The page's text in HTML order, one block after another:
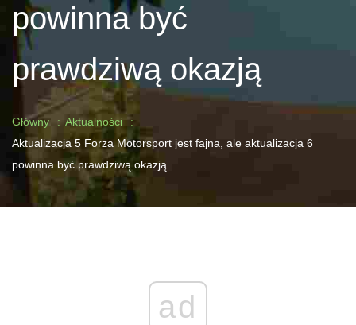
powinna być
prawdziwą okazją
Główny
Aktualności
Aktualizacja 5 Forza Motorsport jest fajna, ale aktualizacja 6
powinna być prawdziwą okazją
ad